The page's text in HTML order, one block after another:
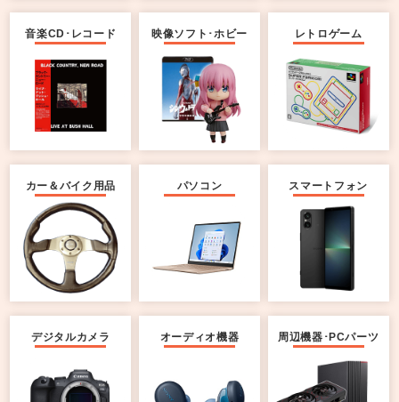
音楽CD･レコード 映像ソフト･ホビー レトロゲーム
カー＆バイク用品 パソコン スマートフォン
デジタルカメラ オーディオ機器 周辺機器･PCパーツ